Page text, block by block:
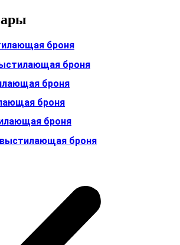
броня
броня
броня
броня
броня
выстилающая броня